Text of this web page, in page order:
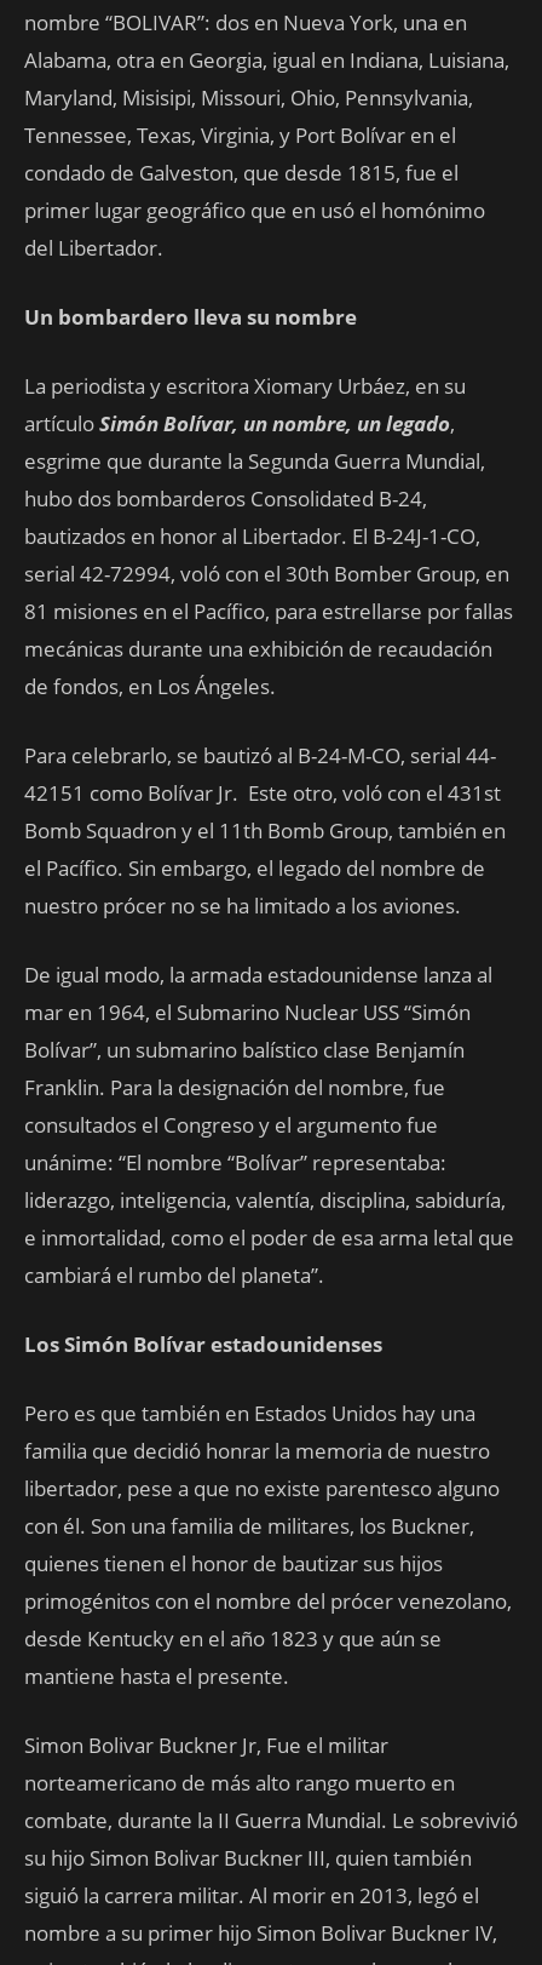
nombre “BOLIVAR”: dos en Nueva York, una en
Alabama, otra en Georgia, igual en Indiana, Luisiana,
Maryland, Misisipi, Missouri, Ohio, Pennsylvania,
Tennessee, Texas, Virginia, y Port Bolívar en el
condado de Galveston, que desde 1815, fue el
primer lugar geográfico que en usó el homónimo
del Libertador.
Un bombardero lleva su nombre
La periodista y escritora Xiomary Urbáez, en su
artículoSimón Bolívar, un nombre, un legado,
esgrime que durante la Segunda Guerra Mundial,
hubo dos bombarderos Consolidated B-24,
bautizados en honor al Libertador. El B-24J-1-CO,
serial 42-72994, voló con el 30th Bomber Group, en
81 misiones en el Pacífico, para estrellarse por fallas
mecánicas durante una exhibición de recaudación
de fondos, en Los Ángeles.
Para celebrarlo, se bautizó al B-24-M-CO, serial 44-
42151 como Bolívar Jr. Este otro, voló con el 431st
Bomb Squadron y el 11th Bomb Group, también en
el Pacífico. Sin embargo, el legado del nombre de
nuestro prócer no se ha limitado a los aviones.
De igual modo, la armada estadounidense lanza al
mar en 1964, el Submarino Nuclear USS “Simón
Bolívar”, un submarino balístico clase Benjamín
Franklin. Para la designación del nombre, fue
consultados el Congreso y el argumento fue
unánime: “El nombre “Bolívar” representaba:
liderazgo, inteligencia, valentía, disciplina, sabiduría,
e inmortalidad, como el poder de esa arma letal que
cambiará el rumbo del planeta”.
Los Simón Bolívar estadounidenses
Pero es que también en Estados Unidos hay una
familia que decidió honrar la memoria de nuestro
libertador, pese a que no existe parentesco alguno
con él. Son una familia de militares, los Buckner,
quienes tienen el honor de bautizar sus hijos
primogénitos con el nombre del prócer venezolano,
desde Kentucky en el año 1823 y que aún se
mantiene hasta el presente.
Simon Bolivar Buckner Jr, Fue el militar
norteamericano de más alto rango muerto en
combate, durante la II Guerra Mundial. Le sobrevivió
su hijo Simon Bolivar Buckner III, quien también
siguió la carrera militar. Al morir en 2013, legó el
nombre a su primer hijo Simon Bolivar Buckner IV,